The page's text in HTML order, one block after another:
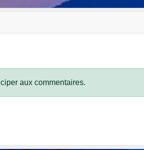
aux commentaires.